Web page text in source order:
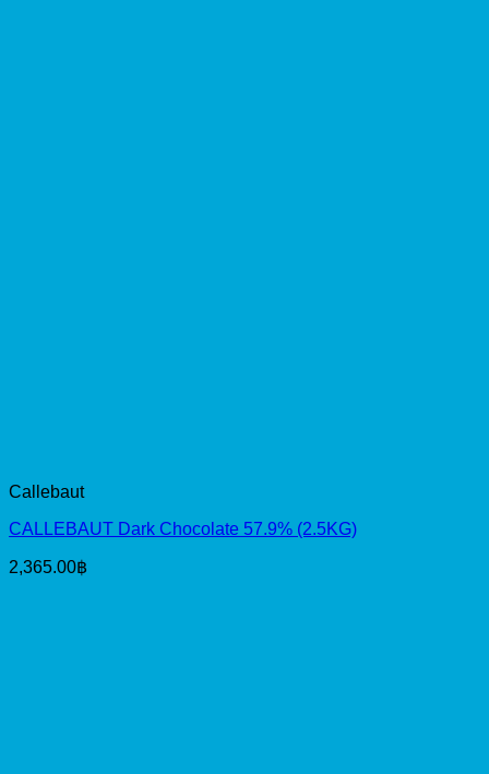
Callebaut
CALLEBAUT Dark Chocolate 57.9% (2.5KG)
2,365.00฿